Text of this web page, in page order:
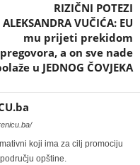
RIZIČNI POTEZI
ALEKSANDRA VUČIĆA: EU
mu prijeti prekidom
pregovora, a on sve nade
u JEDNOG ČOVJEKA
koji ima za cilj promociju
opštine.